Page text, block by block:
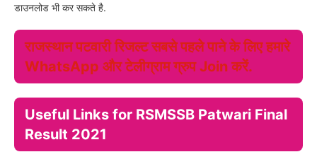
डाउनलोड भी कर सकते है.
राजस्थान पटवारी रिजल्ट सबसे पहले पाने के लिए हमारे
WhatsApp और टेलीग्राम ग्रुप Join करें.
Useful Links for RSMSSB Patwari Final
Result 2021